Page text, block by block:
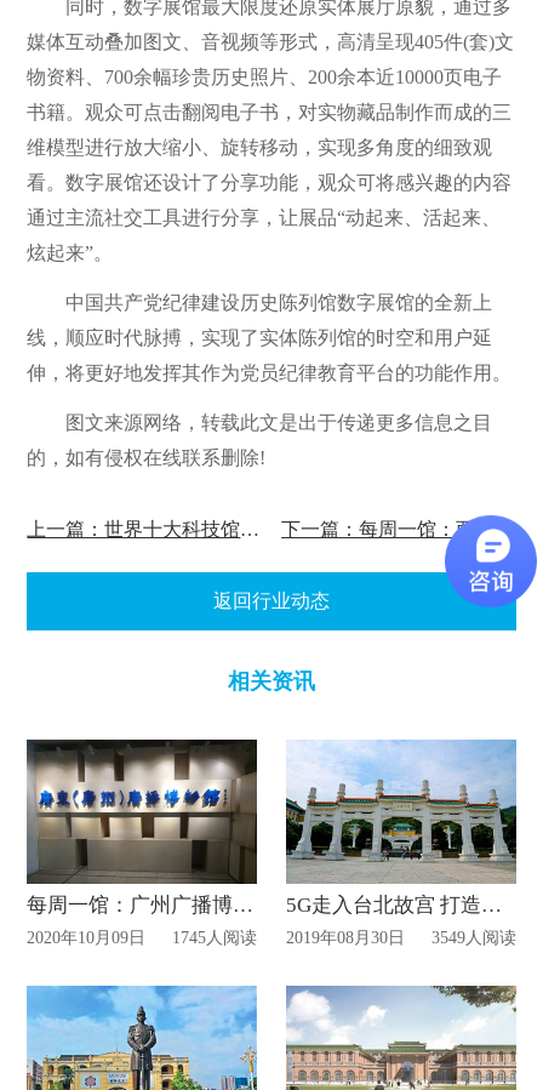
同时，数字展馆最大限度还原实体展厅原貌，通过多
媒体互动叠加图文、音视频等形式，高清呈现405件(套)文
物资料、700余幅珍贵历史照片、200余本近10000页电子
书籍。观众可点击翻阅电子书，对实物藏品制作而成的三
维模型进行放大缩小、旋转移动，实现多角度的细致观
看。数字展馆还设计了分享功能，观众可将感兴趣的内容
通过主流社交工具进行分享，让展品“动起来、活起来、
炫起来”。
中国共产党纪律建设历史陈列馆数字展馆的全新上
线，顺应时代脉搏，实现了实体陈列馆的时空和用户延
伸，将更好地发挥其作为党员纪律教育平台的功能作用。
图文来源网络，转载此文是出于传递更多信息之目
的，如有侵权在线联系删除!
上一篇：世界十大科技馆排行榜! 下一篇：每周一馆：西汉南越王博物馆
返回行业动态
相关资讯
每周一馆：广州广播博物馆
2020年10月09日 1745人阅读
5G走入台北故宫 打造AR展厅
2019年08月30日 3549人阅读